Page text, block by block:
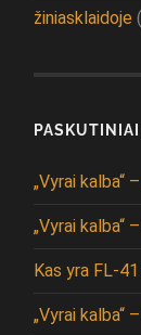
žiniasklaidoje
„Vyrai kalba“
„Vyrai kalba“
Kas yra FL-
„Vyrai kalba“